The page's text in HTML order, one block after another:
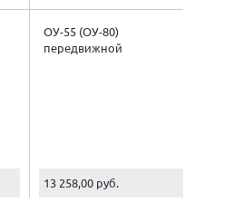
ОУ-55 (ОУ-80)
передвижной
13 258,00 руб.